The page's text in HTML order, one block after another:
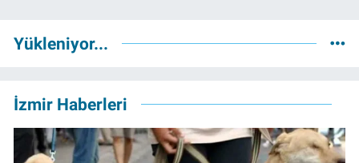
Yükleniyor...
İzmir Haberleri